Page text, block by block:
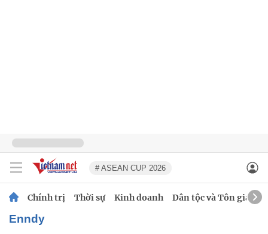
# ASEAN CUP 2026
Chính trị Thời sự Kinh doanh Dân tộc và Tôn giáo
Enndy